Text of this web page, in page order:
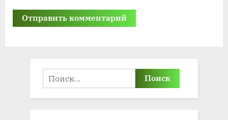
Найти: